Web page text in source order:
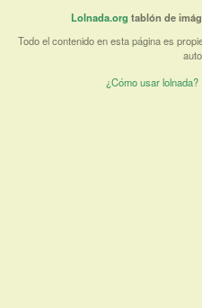
Lolnada.org tablón de
Todo el contenido en esta página es
¿Cómo usar lolnada?